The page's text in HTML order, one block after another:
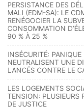
PERSISTANCE DES
MALI (EDM-SA): LE
RENÉGOCIER LA
CONSOMMATION
90 % À 25 %
INSÉCURITÉ:
NEUTRALISENT UNE
LANCÉS CONTRE LE
LES LOGEMENTS
TENSION: PLUSIEURS
DE JUSTICE